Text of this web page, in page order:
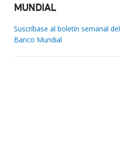
MUNDIAL
Suscríbase al boletín semanal del
Banco Mundial